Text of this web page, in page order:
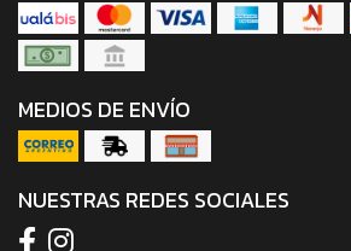
MEDIOS DE ENVÍO
NUESTRAS REDES SOCIALES